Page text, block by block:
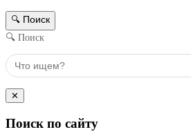
🔍 Поиск
🔍 Поиск
✕
Поиск по сайту